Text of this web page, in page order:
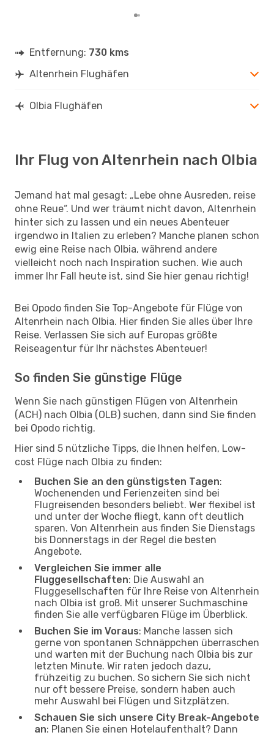
Entfernung: 730 kms
Altenrhein Flughäfen
Olbia Flughäfen
Ihr Flug von Altenrhein nach Olbia
Jemand hat mal gesagt: „Lebe ohne Ausreden, reise
ohne Reue“. Und wer träumt nicht davon, Altenrhein
hinter sich zu lassen und ein neues Abenteuer
irgendwo in Italien zu erleben? Manche planen schon
ewig eine Reise nach Olbia, während andere
vielleicht noch nach Inspiration suchen. Wie auch
immer Ihr Fall heute ist, sind Sie hier genau richtig!
Bei Opodo finden Sie Top-Angebote für Flüge von
Altenrhein nach Olbia. Hier finden Sie alles über Ihre
Reise. Verlassen Sie sich auf Europas größte
Reiseagentur für Ihr nächstes Abenteuer!
So finden Sie günstige Flüge
Wenn Sie nach günstigen Flügen von Altenrhein
(ACH) nach Olbia (OLB) suchen, dann sind Sie finden
bei Opodo richtig.
Hier sind 5 nützliche Tipps, die Ihnen helfen, Low-
cost Flüge nach Olbia zu finden:
Buchen Sie an den günstigsten Tagen:
Wochenenden und Ferienzeiten sind bei
Flugreisenden besonders beliebt. Wer flexibel ist
und unter der Woche fliegt, kann oft deutlich
sparen. Von Altenrhein aus finden Sie Dienstags
bis Donnerstags in der Regel die besten
Angebote.
Vergleichen Sie immer alle
Fluggesellschaften: Die Auswahl an
Fluggesellschaften für Ihre Reise von Altenrhein
nach Olbia ist groß. Mit unserer Suchmaschine
finden Sie alle verfügbaren Flüge im Überblick.
Buchen Sie im Voraus: Manche lassen sich
gerne von spontanen Schnäppchen überraschen
und warten mit der Buchung nach Olbia bis zur
letzten Minute. Wir raten jedoch dazu,
frühzeitig zu buchen. So sichern Sie sich nicht
nur oft bessere Preise, sondern haben auch
mehr Auswahl bei Flügen und Sitzplätzen.
Schauen Sie sich unsere City Break-Angebote
an: Planen Sie einen Hotelaufenthalt? Dann